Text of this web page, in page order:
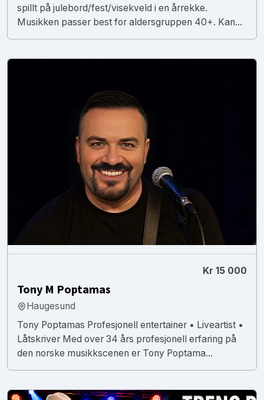
spillt på julebord/fest/visekveld i en årrekke.
Musikken passer best for aldersgruppen 40+. Kan...
Kr 15 000
Tony M Poptamas
Haugesund
Tony Poptamas Profesjonell entertainer • Liveartist •
Låtskriver Med over 34 års profesjonell erfaring på
den norske musikkscenen er Tony Poptama...